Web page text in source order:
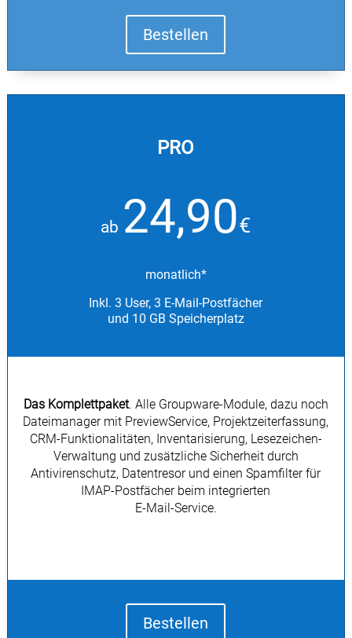
Bestellen
PRO
ab 24,90€
monatlich*
Inkl. 3 User, 3 E-Mail-Postfächer
und 10 GB Speicherplatz
Das Komplettpaket. Alle Groupware-Module, dazu noch
Dateimanager mit PreviewService, Projektzeiterfassung,
CRM-Funktionalitäten, Inventarisierung, Lesezeichen-
Verwaltung und zusätzliche Sicherheit durch
Antivirenschutz, Datentresor und einen Spamfilter für
IMAP-Postfächer beim integrierten
E-Mail-Service.
Bestellen